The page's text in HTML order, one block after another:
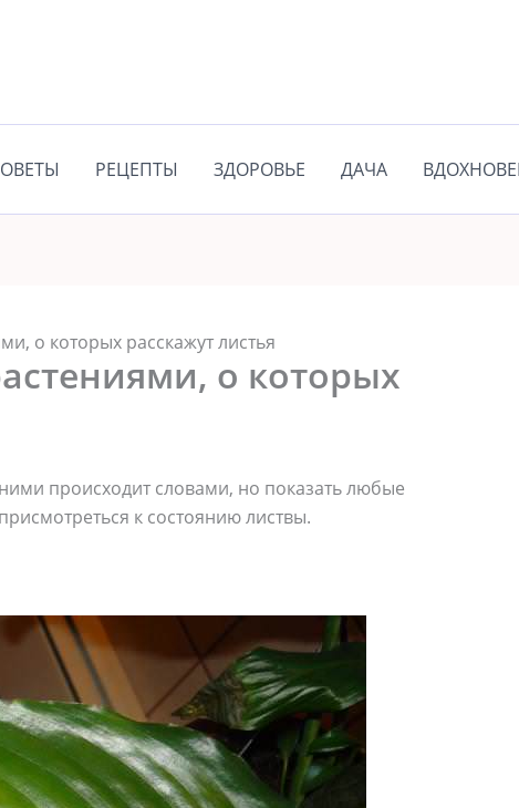
РЕЦЕПТЫ ЗДОРОВЬЕ ДАЧА
о которых расскажут листья
о которых
происходит словами, но показать любые
к состоянию листвы.